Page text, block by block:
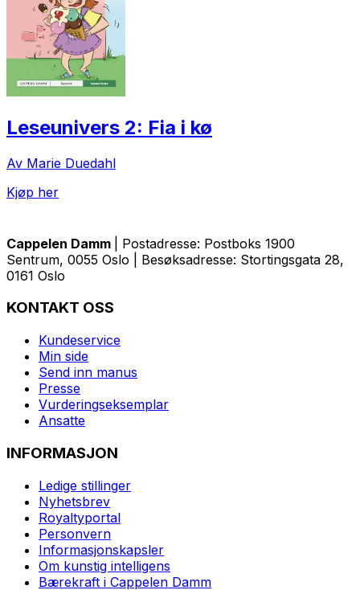
Leseunivers 2: Fia i kø
Av Marie Duedahl
Kjøp her
Cappelen Damm
| Postadresse: Postboks 1900
Sentrum, 0055 Oslo | Besøksadresse: Stortingsgata 28,
0161 Oslo
KONTAKT OSS
Kundeservice
Min side
Send inn manus
Presse
Vurderingseksemplar
Ansatte
INFORMASJON
Ledige stillinger
Nyhetsbrev
Royaltyportal
Personvern
Informasjonskapsler
Om kunstig intelligens
Bærekraft i Cappelen Damm